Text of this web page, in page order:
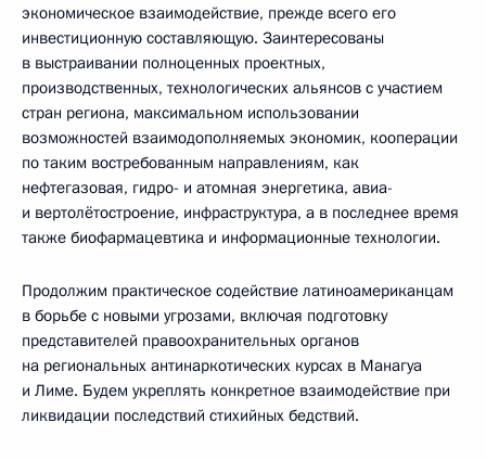
экономическое взаимодействие, прежде всего его
инвестиционную составляющую. Заинтересованы
в выстраивании полноценных проектных,
производственных, технологических альянсов с участием
стран региона, максимальном использовании
возможностей взаимодополняемых экономик, кооперации
по таким востребованным направлениям, как
нефтегазовая, гидро- и атомная энергетика, авиа-
и вертолётостроение, инфраструктура, а в последнее время
также биофармацевтика и информационные технологии.
Продолжим практическое содействие латиноамериканцам
в борьбе с новыми угрозами, включая подготовку
представителей правоохранительных органов
на региональных антинаркотических курсах в Манагуа
и Лиме. Будем укреплять конкретное взаимодействие при
ликвидации последствий стихийных бедствий.